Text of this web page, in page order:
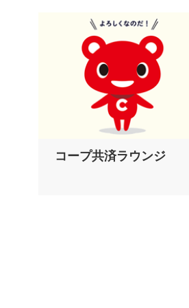
コープ共済ラウンジ